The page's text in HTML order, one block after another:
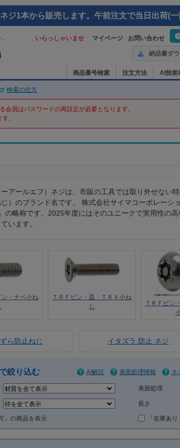
ジ1本から販売します。午前注文で当日出荷(
いらっしゃいませ マイページ お問い合わせ
納品書ダ
商品番号検索 注文方法 AI技術
検索の仕方
員はパスワードの再設定が必要となります。
。
アールエフ）ネジは、市販の工具では取り外せない
じ）のブランド名です。 株式会社サイマコーポレーシ
の略称です。2025年度にはそのユニークで実用性の
います。
・ナベ小ね
ＴＲＦピン・皿 ＴＲＸ小ね
じ
ＴＲＦピン
ら防止ねじ イタズラ 防止 ネジ
絞り込む AI解説 表面処理情報 ネ
表面処理
長さ
」の商品を表示 「在庫あ